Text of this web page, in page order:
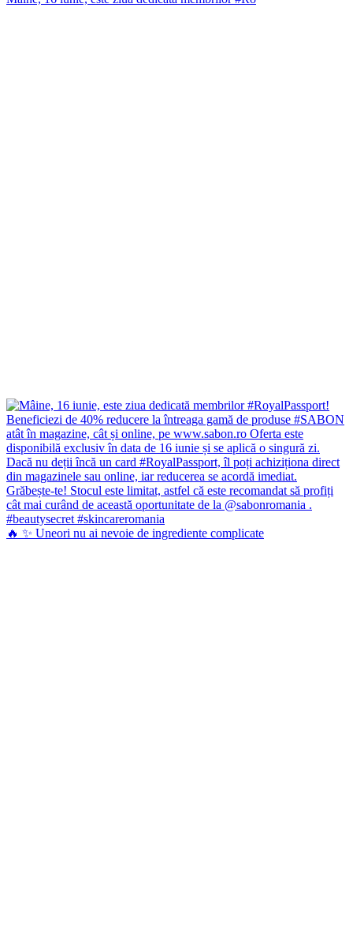
🔥 ✨ Uneori nu ai nevoie de ingrediente complicate